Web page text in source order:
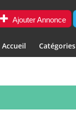
Ajouter Annonce
Accueil Catégories